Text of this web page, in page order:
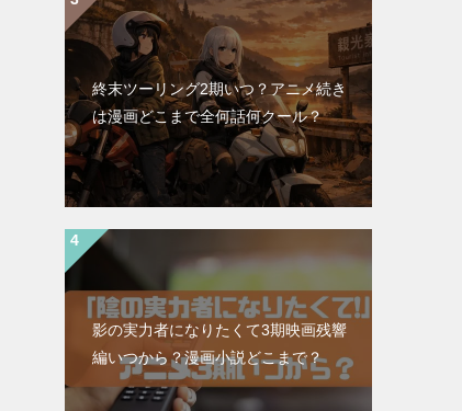
終末ツーリング2期いつ？アニメ続き
は漫画どこまで全何話何クール？
影の実力者になりたくて3期映画残響
編いつから？漫画小説どこまで？